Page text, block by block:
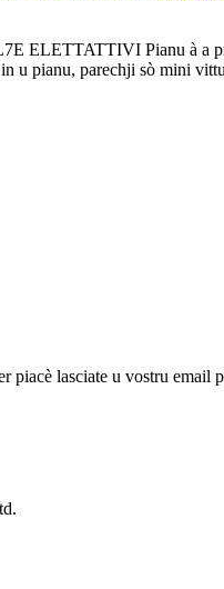
ELETTATTIVI Pianu à a
u pianu, parechji sò mini
piacè lasciate u vostru email